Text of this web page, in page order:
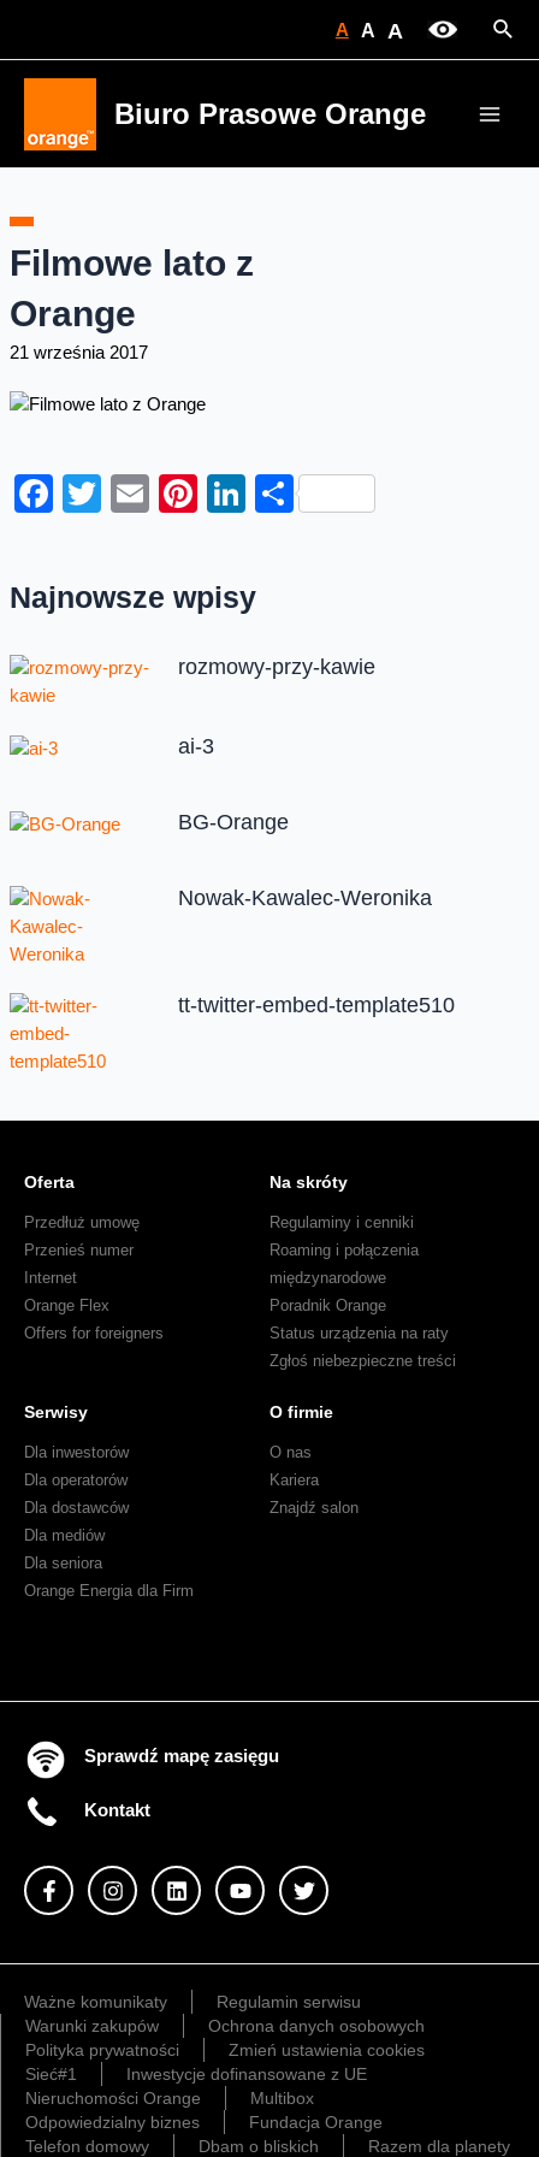
A A A
Biuro Prasowe Orange
Filmowe lato z
Orange
21 września 2017
Facebook
Twitter
EmailPinterest
LinkedIn
Share
Najnowsze wpisy
rozmowy-przy-kawie
ai-3
BG-Orange
Nowak-Kawalec-Weronika
tt-twitter-embed-template510
Oferta
Przedłuż umowę
Przenieś numer
Internet
Orange Flex
Offers for foreigners
Na skróty
Regulaminy i cenniki
Roaming i połączenia
międzynarodowe
Poradnik Orange
Status urządzenia na raty
Zgłoś niebezpieczne treści
Serwisy
Dla inwestorów
Dla operatorów
Dla dostawców
Dla mediów
Dla seniora
Orange Energia dla Firm
O firmie
O nas
Kariera
Znajdź salon
Sprawdź mapę zasięgu
Kontakt
Ważne komunikaty
Regulamin serwisu
Warunki zakupów
Ochrona danych osobowych
Polityka prywatności
Zmień ustawienia cookies
Sieć#1
Inwestycje dofinansowane z UE
Nieruchomości Orange
Multibox
Odpowiedzialny biznes
Fundacja Orange
Telefon domowy
Dbam o bliskich Razem dla planety